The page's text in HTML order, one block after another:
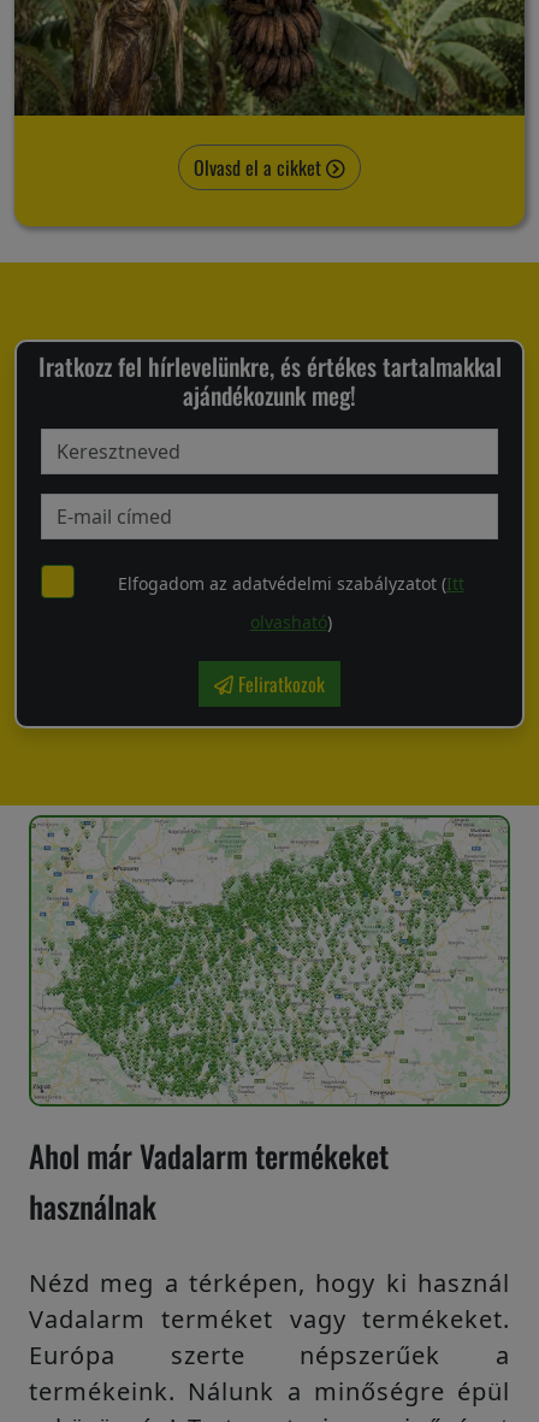
Olvasd el a cikket
Iratkozz fel hírlevelünkre, és értékes tartalmakkal
ajándékozunk meg!
Elfogadom az adatvédelmi szabályzatot (Itt
olvasható)
Feliratkozok
Ahol már Vadalarm termékeket
használnak
Nézd meg a térképen, hogy ki használ
Vadalarm terméket vagy termékeket.
Európa szerte népszerűek a
termékeink. Nálunk a minőségre épül